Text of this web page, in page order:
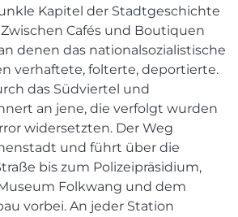
Kapitel der Stadtgeschichte
Cafés und Boutiquen
denen das nationalsozialistische
verhaftete, folterte, deportierte.
das Südviertel und
an jene, die verfolgt wurden
widersetzten. Der Weg
und führt über die
bis zum Polizeipräsidium,
Folkwang und dem
vorbei. An jeder Station